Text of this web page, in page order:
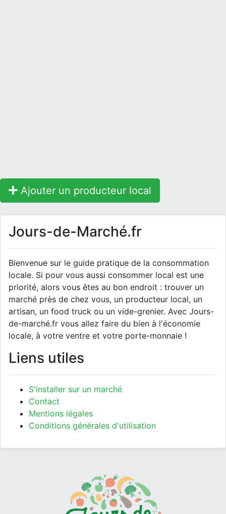
Ajouter un producteur local
Jours-de-Marché.fr
Bienvenue sur le guide pratique de la consommation
locale. Si pour vous aussi consommer local est une
priorité, alors vous êtes au bon endroit : trouver un
marché près de chez vous, un producteur local, un
artisan, un food truck ou un vide-grenier. Avec Jours-
de-marché.fr vous allez faire du bien à l'économie
locale, à votre ventre et votre porte-monnaie !
Liens utiles
S'installer sur un marché
Contact
Mentions légales
Conditions générales d'utilisation